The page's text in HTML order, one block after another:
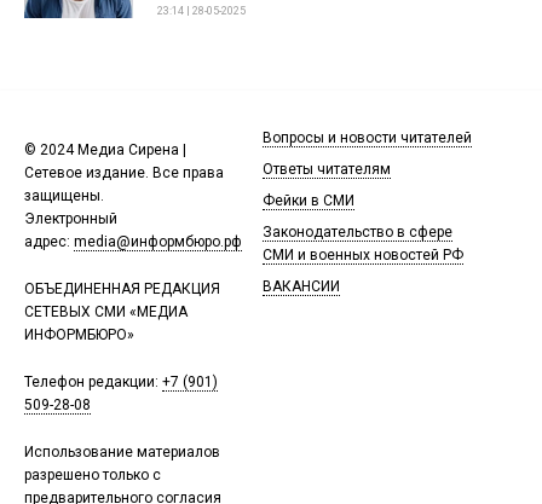
23:14 | 28-05-2025
© 2024 Медиа Сирена |
Сетевое издание. Все права
защищены.
Электронный
адрес: media@информбюро.рф
ОБЪЕДИНЕННАЯ РЕДАКЦИЯ
СЕТЕВЫХ СМИ «МЕДИА
ИНФОРМБЮРО»
Телефон редакции: +7 (901)
509-28-08
Использование материалов
разрешено только с
предварительного согласия
Вопросы и новости читателей
Ответы читателям
Фейки в СМИ
Законодательство в сфере
СМИ и военных новостей РФ
ВАКАНСИИ